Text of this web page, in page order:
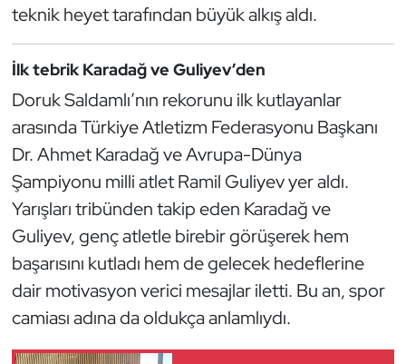
teknik heyet tarafından büyük alkış aldı.
İlk tebrik Karadağ ve Guliyev’den
Doruk Saldamlı’nın rekorunu ilk kutlayanlar
arasında Türkiye Atletizm Federasyonu Başkanı
Dr. Ahmet Karadağ ve Avrupa-Dünya
Şampiyonu milli atlet Ramil Guliyev yer aldı.
Yarışları tribünden takip eden Karadağ ve
Guliyev, genç atletle birebir görüşerek hem
başarısını kutladı hem de gelecek hedeflerine
dair motivasyon verici mesajlar iletti. Bu an, spor
camiası adına da oldukça anlamlıydı.
Golf
Güreş
Halter
Hava Sporları
Hentbol
İşitme Engelli Sporcular
Judo ve Kuraş